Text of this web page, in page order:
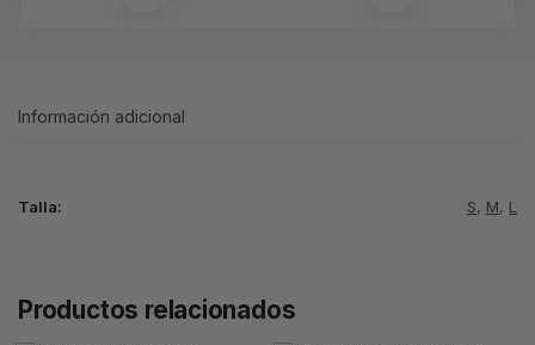
Información adicional
Talla: S, M, L
Productos relacionados